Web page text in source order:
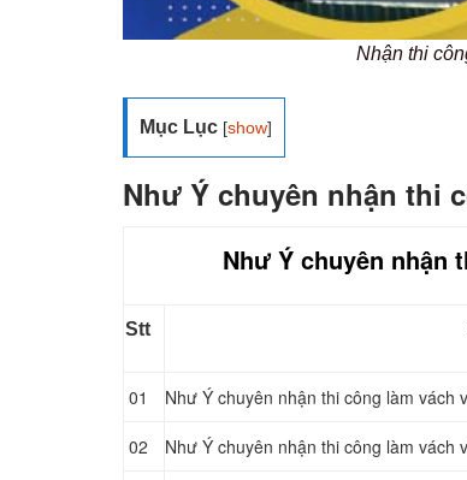
Nhận thi
Mục Lục [show]
Như Ý chuyên nhận thi
Như Ý chuyên nhận
Stt
01 Như Ý chuyên nhận thi công làm vách
02 Như Ý chuyên nhận thi công làm vách